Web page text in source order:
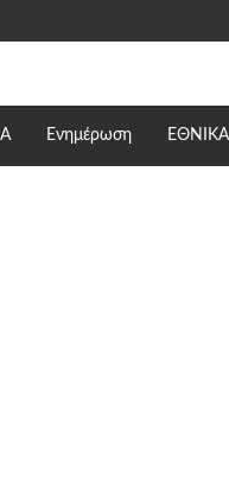
Ενημέρωση ΕΘΝΙΚΆ